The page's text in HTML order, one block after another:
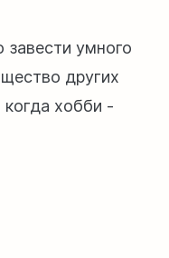
завести умного
других
хобби -